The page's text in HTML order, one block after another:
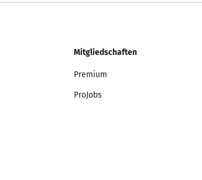
Mitgliedschaften
Premium
ProJobs